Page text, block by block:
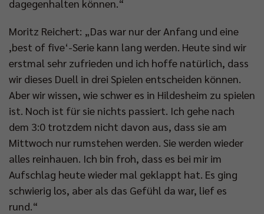
dagegenhalten können.“
Moritz Reichert: „Das war nur der Anfang und eine
,best of five‘-Serie kann lang werden. Heute sind wir
erstmal sehr zufrieden und ich hoffe natürlich, dass
wir dieses Duell in drei Spielen entscheiden können.
Aber wir wissen, wie schwer es in Hildesheim zu spielen
ist. Noch ist für sie nichts passiert. Ich gehe nach
dem 3:0 trotzdem nicht davon aus, dass sie am
Mittwoch nur rumstehen werden. Sie werden wieder
alles reinhauen. Ich bin froh, dass es bei mir im
Aufschlag heute wieder mal geklappt hat. Es ging
schwierig los, aber als das Gefühl da war, lief es
rund.“